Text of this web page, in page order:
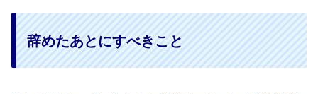
辞めたあとにすべきこと